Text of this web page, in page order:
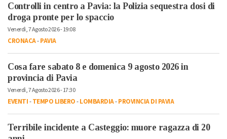
Controlli in centro a Pavia: la Polizia sequestra dosi di
droga pronte per lo spaccio
Venerdì, 7 Agosto 2026 - 19:08
CRONACA-PAVIA
Cosa fare sabato 8 e domenica 9 agosto 2026 in
provincia di Pavia
Venerdì, 7 Agosto 2026 - 17:30
EVENTI-TEMPO LIBERO-LOMBARDIA-PROVINCIA DI PAVIA
Terribile incidente a Casteggio: muore ragazza di 20